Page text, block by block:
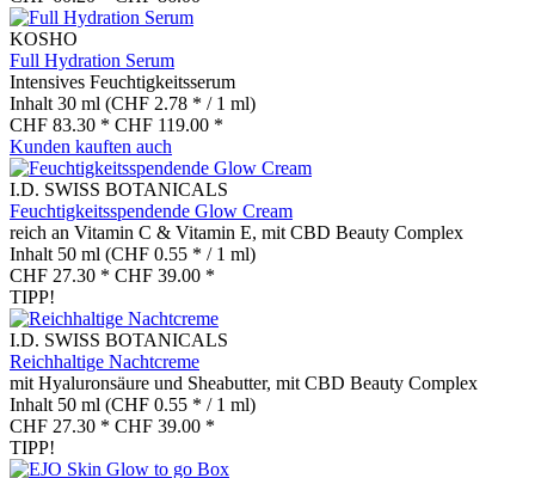
KOSHO
Full Hydration Serum
Intensives Feuchtigkeitsserum
Inhalt 30 ml (CHF 2.78 * / 1 ml)
CHF 83.30 * CHF 119.00 *
Kunden kauften auch
I.D. SWISS BOTANICALS
Feuchtigkeitsspendende Glow Cream
reich an Vitamin C & Vitamin E, mit CBD Beauty Complex
Inhalt 50 ml (CHF 0.55 * / 1 ml)
CHF 27.30 * CHF 39.00 *
TIPP!
I.D. SWISS BOTANICALS
Reichhaltige Nachtcreme
mit Hyaluronsäure und Sheabutter, mit CBD Beauty Complex
Inhalt 50 ml (CHF 0.55 * / 1 ml)
CHF 27.30 * CHF 39.00 *
TIPP!